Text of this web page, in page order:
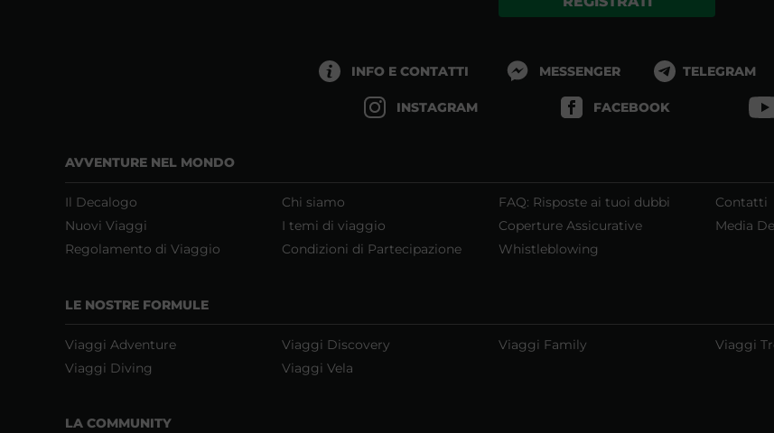
INFO E CONTATTI MESSENGER TELEGRAM
INSTAGRAM FACEBOOK
AVVENTURE NEL MONDO
Il Decalogo Chi siamo FAQ: Risposte ai tuoi dubbi Contatti
Nuovi Viaggi
I temi di viaggio Coperture Assicurative Media
Regolamento di Viaggio
Condizioni di Partecipazione Whistleblowing
LE NOSTRE FORMULE
Viaggi Adventure Viaggi Discovery Viaggi Family Viaggi
Viaggi Diving
Viaggi Vela
LA COMMUNITY